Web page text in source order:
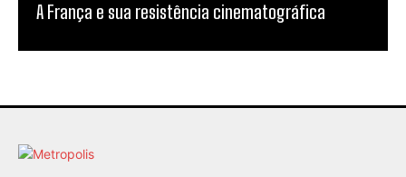
A França e sua resistência cinematográfica